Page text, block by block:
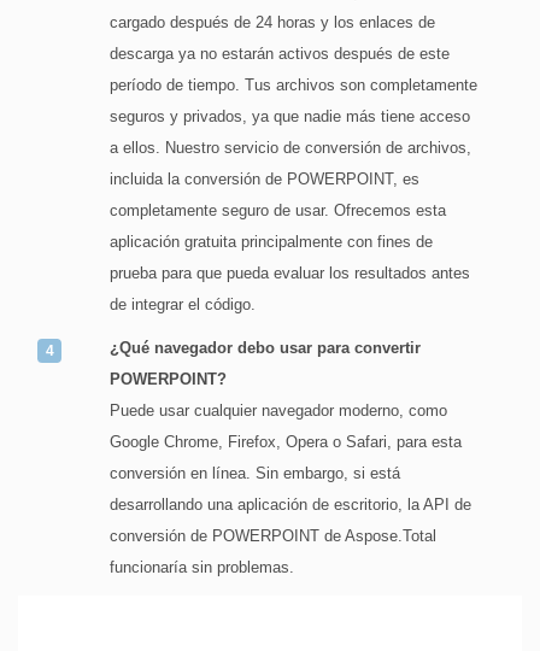
cargado después de 24 horas y los enlaces de
descarga ya no estarán activos después de este
período de tiempo. Tus archivos son completamente
seguros y privados, ya que nadie más tiene acceso
a ellos. Nuestro servicio de conversión de archivos,
incluida la conversión de POWERPOINT, es
completamente seguro de usar. Ofrecemos esta
aplicación gratuita principalmente con fines de
prueba para que pueda evaluar los resultados antes
de integrar el código.
¿Qué navegador debo usar para convertir
POWERPOINT?
Puede usar cualquier navegador moderno, como
Google Chrome, Firefox, Opera o Safari, para esta
conversión en línea. Sin embargo, si está
desarrollando una aplicación de escritorio, la API de
conversión de POWERPOINT de Aspose.Total
funcionaría sin problemas.